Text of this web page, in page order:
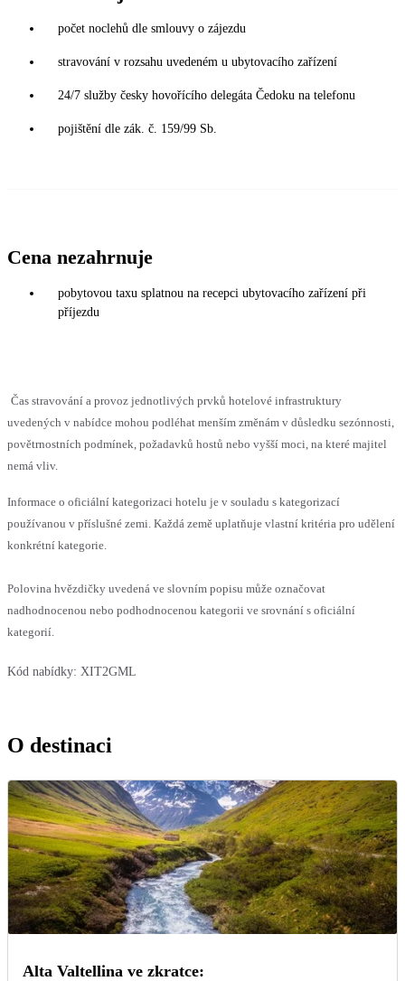
počet noclehů dle smlouvy o zájezdu
stravování v rozsahu uvedeném u ubytovacího zařízení
24/7 služby česky hovořícího delegáta Čedoku na telefonu
pojištění dle zák. č. 159/99 Sb.
Cena nezahrnuje
pobytovou taxu splatnou na recepci ubytovacího zařízení při
příjezdu
Čas stravování a provoz jednotlivých prvků hotelové infrastruktury
uvedených v nabídce mohou podléhat menším změnám v důsledku sezónnosti,
povětrnostních podmínek, požadavků hostů nebo vyšší moci, na které majitel
nemá vliv.
Informace o oficiální kategorizaci hotelu je v souladu s kategorizací
používanou v příslušné zemi. Každá země uplatňuje vlastní kritéria pro udělení
konkrétní kategorie.
Polovina hvězdičky uvedená ve slovním popisu může označovat
nadhodnocenou nebo podhodnocenou kategorii ve srovnání s oficiální
kategorií.
Kód nabídky: XIT2GML
O destinaci
Alta Valtellina ve zkratce: